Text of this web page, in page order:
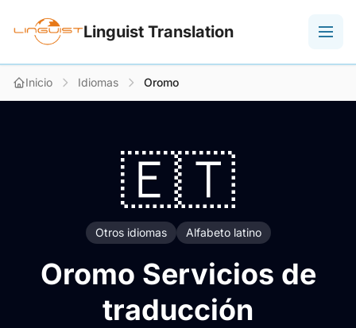
Linguist Translation
Inicio Idiomas Oromo
🇪🇹
Otros idiomas Alfabeto latino
Oromo Servicios de
traducción